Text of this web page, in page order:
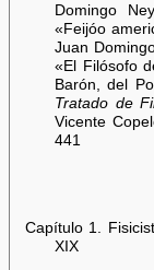
Domingo
«Feijóo
Juan
«El Filósofo
Barón, del
Tratado de
Vicente
441
Capítulo 1.
XIX